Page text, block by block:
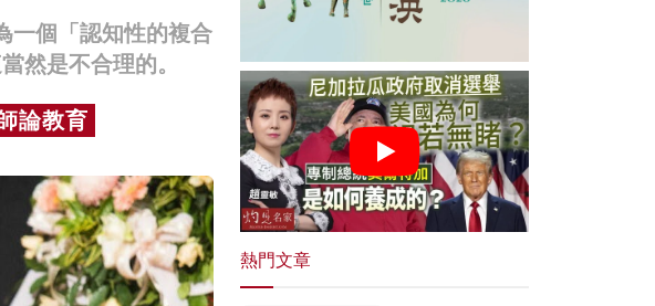
一個「認知性的複合
然是不合理的。
論教育
熱門文章